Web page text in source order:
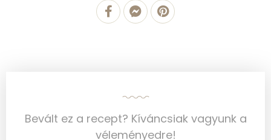
Bevált ez a recept? Kíváncsiak vagyunk a
véleményedre!